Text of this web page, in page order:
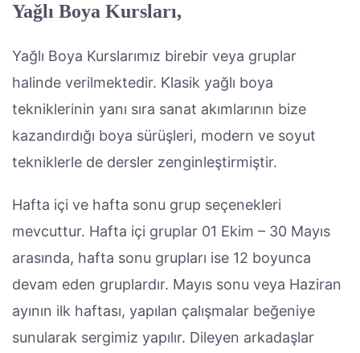
Yağlı Boya Kursları,
Yağlı Boya Kurslarımız birebir veya gruplar
halinde verilmektedir. Klasik yağlı boya
tekniklerinin yanı sıra sanat akımlarının bize
kazandırdığı boya sürüşleri, modern ve soyut
tekniklerle de dersler zenginleştirmiştir.
Hafta içi ve hafta sonu grup seçenekleri
mevcuttur. Hafta içi gruplar 01 Ekim – 30 Mayıs
arasında, hafta sonu grupları ise 12 boyunca
devam eden gruplardır. Mayıs sonu veya Haziran
ayının ilk haftası, yapılan çalışmalar beğeniye
sunularak sergimiz yapılır. Dileyen arkadaşlar